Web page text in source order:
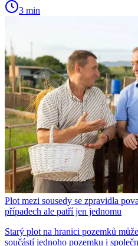
3 min
Plot mezi sousedy se zpravidla
případech ale patří jen jednomu
Starý plot na hranici pozemků
součástí jednoho pozemku i